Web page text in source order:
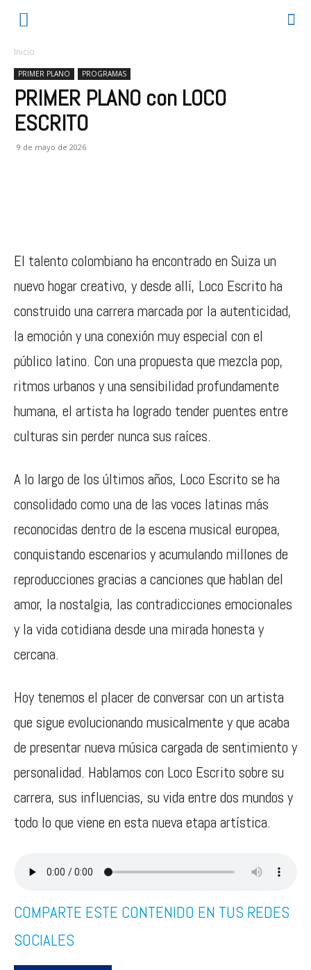
Inicio
PRIMER PLANO PROGRAMAS
PRIMER PLANO con LOCO
ESCRITO
9 de mayo de 2026
El talento colombiano ha encontrado en Suiza un
nuevo hogar creativo, y desde allí, Loco Escrito ha
construido una carrera marcada por la autenticidad,
la emoción y una conexión muy especial con el
público latino. Con una propuesta que mezcla pop,
ritmos urbanos y una sensibilidad profundamente
humana, el artista ha logrado tender puentes entre
culturas sin perder nunca sus raíces.
A lo largo de los últimos años, Loco Escrito se ha
consolidado como una de las voces latinas más
reconocidas dentro de la escena musical europea,
conquistando escenarios y acumulando millones de
reproducciones gracias a canciones que hablan del
amor, la nostalgia, las contradicciones emocionales
y la vida cotidiana desde una mirada honesta y
cercana.
Hoy tenemos el placer de conversar con un artista
que sigue evolucionando musicalmente y que acaba
de presentar nueva música cargada de sentimiento y
personalidad. Hablamos con Loco Escrito sobre su
carrera, sus influencias, su vida entre dos mundos y
todo lo que viene en esta nueva etapa artística.
COMPARTE ESTE CONTENIDO EN TUS REDES
SOCIALES